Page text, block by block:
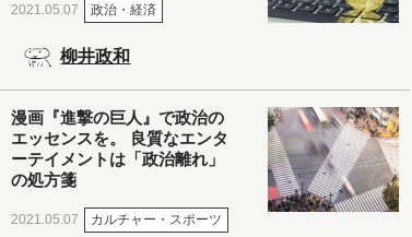
2021.05.07 政治・経済
柳井政和
漫画『進撃の巨人』で政治の
エッセンスを。 良質なエンタ
ーテイメントは「政治離れ」
の処方箋
2021.05.07 カルチャー・スポーツ